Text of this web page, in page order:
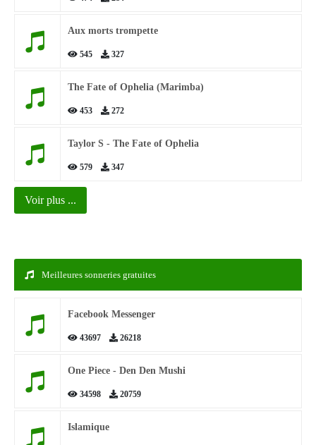
Aux morts trompette
545 327
The Fate of Ophelia (Marimba)
453 272
Taylor S - The Fate of Ophelia
579 347
Voir plus ...
Meilleures sonneries gratuites
Facebook Messenger
43697 26218
One Piece - Den Den Mushi
34598 20759
Islamique